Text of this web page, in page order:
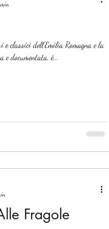
classici dell'Emilia Romagna e la
e documentata, è...
Fragole